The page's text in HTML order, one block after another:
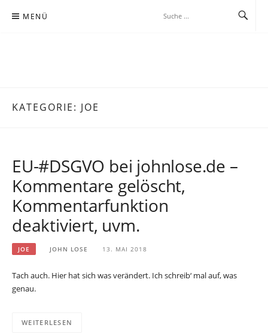
Inhalt MENÜ
KATEGORIE: JOE
EU-#DSGVO bei johnlose.de –
Kommentare gelöscht,
Kommentarfunktion
deaktiviert, uvm.
JOE JOHN LOSE 13. MAI 2018
Tach auch. Hier hat sich was verändert. Ich schreib‘ mal auf, was
genau.
WEITERLESEN